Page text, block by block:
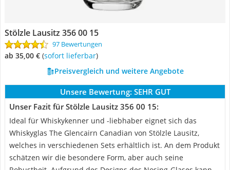
Stölzle Lausitz 356 00 15
97 Bewertungen
ab 35,00 € ( Sofort lieferbar)
Preisvergleich und weitere Angebote
Unsere Bewertung: SEHR GUT
Unser Fazit für Stölzle Lausitz 356 00 15:
Ideal für Whiskykenner und -liebhaber eignet sich das
Whiskyglas The Glencairn Canadian von Stölzle Lausitz,
welches in verschiedenen Sets erhältlich ist. An dem Produkt
schätzen wir die besondere Form, aber auch seine